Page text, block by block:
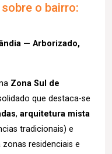
o bairro:
— Arborizado,
Zona Sul de
que destaca-se
, arquitetura mista
tradicionais) e
residenciais e